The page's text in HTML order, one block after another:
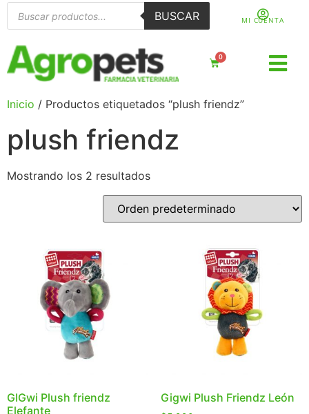
BUSCAR MI CUENTA
0
Inicio / Productos etiquetados “plush friendz”
plush friendz
Mostrando los 2 resultados
GIGwi Plush friendz
Elefante
Gigwi Plush Friendz León